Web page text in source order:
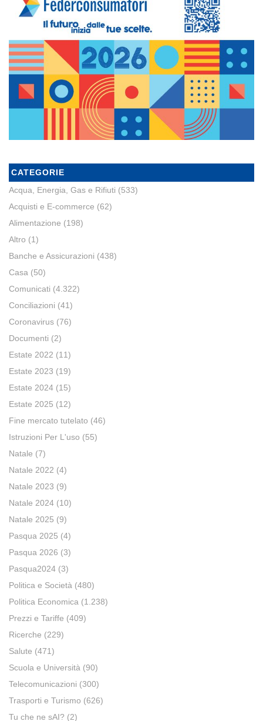
CATEGORIE
Acqua, Energia, Gas e Rifiuti (533)
Acquisti e E-commerce (62)
Alimentazione (198)
Altro (1)
Banche e Assicurazioni (438)
Casa (50)
Comunicati (4.322)
Conciliazioni (41)
Coronavirus (76)
Documenti (2)
Estate 2022 (11)
Estate 2023 (19)
Estate 2024 (15)
Estate 2025 (12)
Fine mercato tutelato (46)
Istruzioni Per L'uso (55)
Natale (7)
Natale 2022 (4)
Natale 2023 (9)
Natale 2024 (10)
Natale 2025 (9)
Pasqua 2025 (4)
Pasqua 2026 (3)
Pasqua2024 (3)
Politica e Società (480)
Politica Economica (1.238)
Prezzi e Tariffe (409)
Ricerche (229)
Salute (471)
Scuola e Università (90)
Telecomunicazioni (300)
Trasporti e Turismo (626)
Tu che ne sAI? (2)